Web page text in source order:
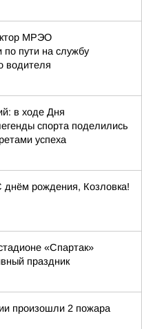
МРЭО
по пути на службу
водителя
в ходе Дня
спорта поделились
успеха
рождения, Козловка!
«Спартак»
праздник
произошли 2 пожара